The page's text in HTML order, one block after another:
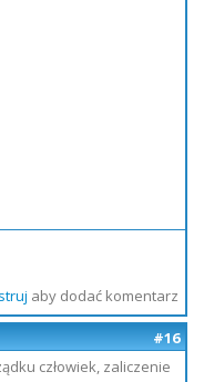
aby dodać komentarz
#16
człowiek, zaliczenie